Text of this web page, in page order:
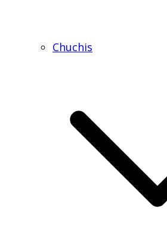
Chuchis